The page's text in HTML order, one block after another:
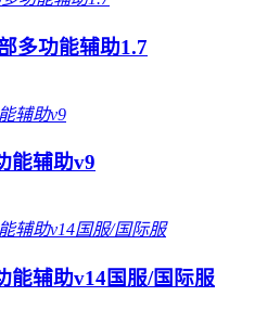
多功能辅助1.7
能辅助v9
能辅助v14国服/国际服